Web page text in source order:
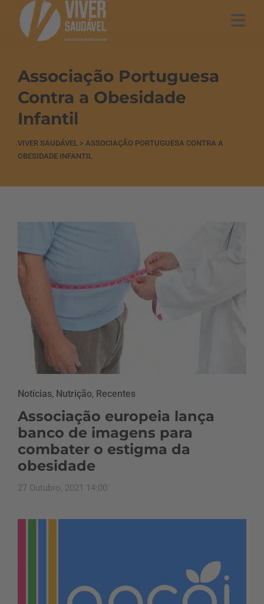
Associação Portuguesa
Contra a Obesidade
Infantil
VIVER SAUDÁVEL > ASSOCIAÇÃO PORTUGUESA CONTRA A
OBESIDADE INFANTIL
Notícias, Nutrição, Recentes
Associação europeia lança
banco de imagens para
combater o estigma da
obesidade
27 Outubro, 2021 14:00